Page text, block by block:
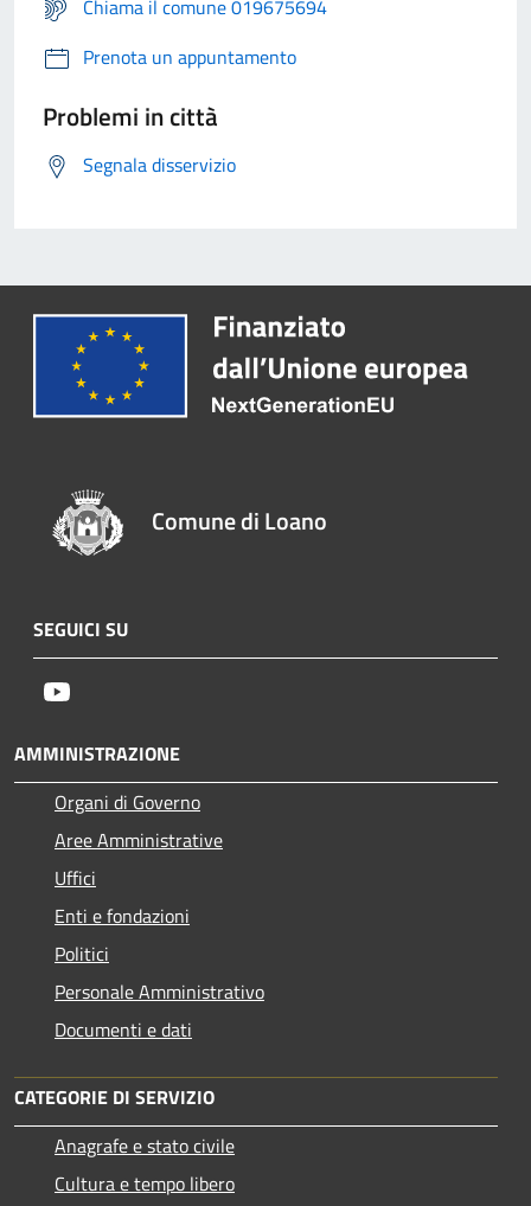
Chiama il comune 019675694
Prenota un appuntamento
Problemi in città
Segnala disservizio
Comune di Loano
SEGUICI SU
AMMINISTRAZIONE
Organi di Governo
Aree Amministrative
Uffici
Enti e fondazioni
Politici
Personale Amministrativo
Documenti e dati
CATEGORIE DI SERVIZIO
Anagrafe e stato civile
Cultura e tempo libero